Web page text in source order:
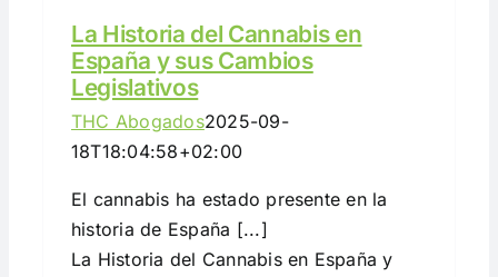
La Historia del Cannabis en
España y sus Cambios
Legislativos
THC Abogados2025-09-
18T18:04:58+02:00
El cannabis ha estado presente en la
historia de España [...]
La Historia del Cannabis en España y